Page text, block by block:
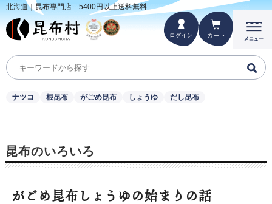
北海道｜昆布専門店 5400円以上送料無料
ナツコ 根昆布 がごめ昆布 しょうゆ だし昆布
昆布のいろいろ
がごめ昆布しょうゆの始まりの話